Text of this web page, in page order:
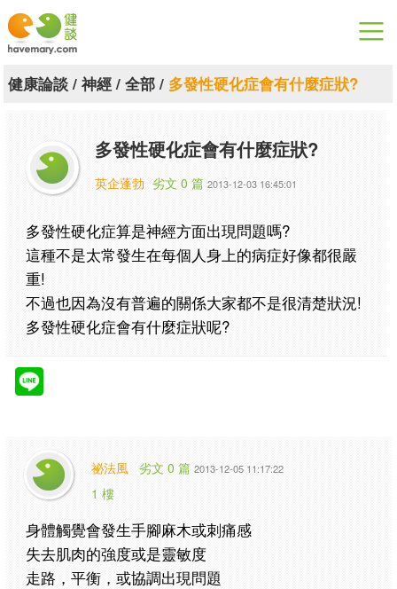
漫漫健康
關於健談
聯絡我們
下載專區
健康論談/ 神經/ 全部/ 多發性硬化症會有什麼症狀?
多發性硬化症會有什麼症狀?
英企蓬勃 劣文 0 篇 2013-12-03 16:45:01
多發性硬化症算是神經方面出現問題嗎?
這種不是太常發生在每個人身上的病症好像都很嚴
重!
不過也因為沒有普遍的關係大家都不是很清楚狀況!
多發性硬化症會有什麼症狀呢?
祕法風 劣文 0 篇 2013-12-05 11:17:22
1 樓
身體觸覺會發生手腳麻木或刺痛感
失去肌肉的強度或是靈敏度
走路，平衡，或協調出現問題